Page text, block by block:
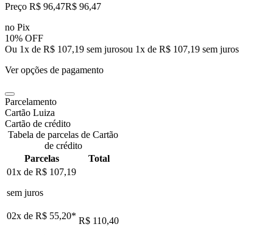
Preço R$ 96,47R$ 96,47
no Pix
10% OFF
Ou 1x de R$ 107,19 sem jurosou 1x de R$ 107,19 sem juros
Ver opções de pagamento
Parcelamento
Cartão Luiza
Cartão de crédito
Tabela de parcelas de Cartão
de crédito
Parcelas
Total
01x de R$ 107,19
sem juros
02x de R$ 55,20* R$ 110,40